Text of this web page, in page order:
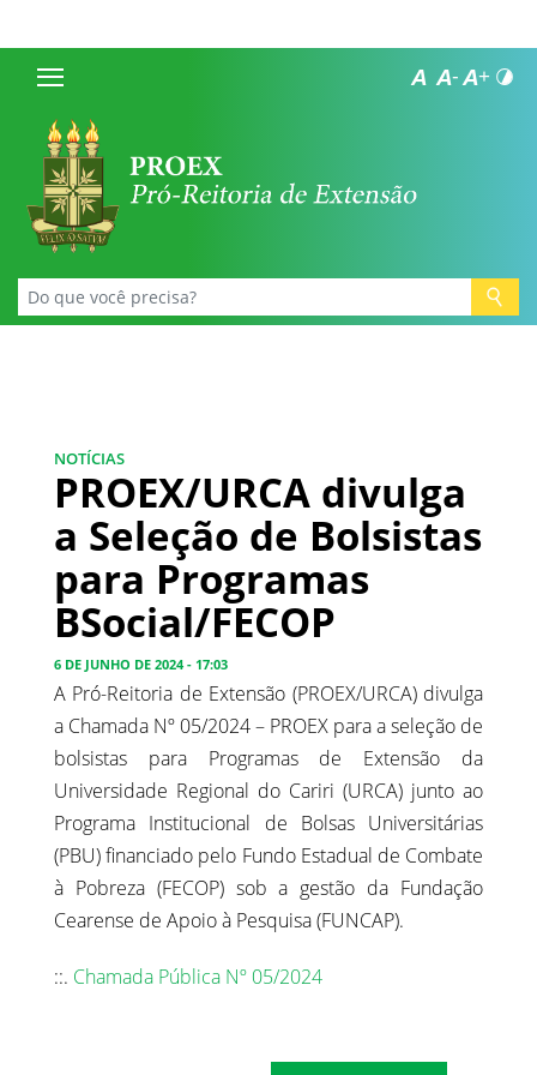
NOTÍCIAS
PROEX/URCA divulga
a Seleção de Bolsistas
para Programas
BSocial/FECOP
6 DE JUNHO DE 2024 - 17:03
A Pró-Reitoria de Extensão (PROEX/URCA) divulga
a Chamada Nº 05/2024 – PROEX para a seleção de
bolsistas para Programas de Extensão da
Universidade Regional do Cariri (URCA) junto ao
Programa Institucional de Bolsas Universitárias
(PBU) financiado pelo Fundo Estadual de Combate
à Pobreza (FECOP) sob a gestão da Fundação
Cearense de Apoio à Pesquisa (FUNCAP).
::. Chamada Pública Nº 05/2024